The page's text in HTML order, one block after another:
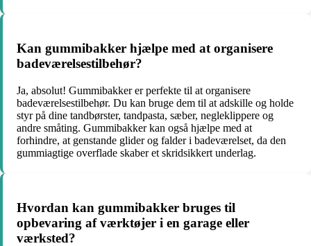
Kan gummibakker hjælpe med at organisere
badeværelsestilbehør?
Ja, absolut! Gummibakker er perfekte til at organisere
badeværelsestilbehør. Du kan bruge dem til at adskille og holde
styr på dine tandbørster, tandpasta, sæber, negleklippere og
andre småting. Gummibakker kan også hjælpe med at
forhindre, at genstande glider og falder i badeværelset, da den
gummiagtige overflade skaber et skridsikkert underlag.
Hvordan kan gummibakker bruges til
opbevaring af værktøjer i en garage eller
værksted?